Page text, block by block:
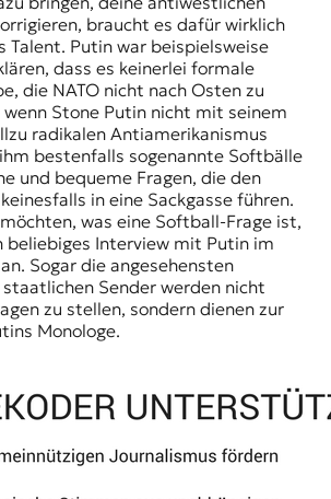
braucht es dafür wirklich
Talent. Putin war beispielsweise
dass es keinerlei formale
die NATO nicht nach Osten zu
Stone Putin nicht mit seinem
radikalen Antiamerikanismus
bestenfalls sogenannte Softbälle
und bequeme Fragen, die den
in eine Sackgasse führen.
was eine Softball-Frage ist,
beliebiges Interview mit Putin im
Sogar die angesehensten
Sender werden nicht
zu stellen, sondern dienen zur
Monologe.